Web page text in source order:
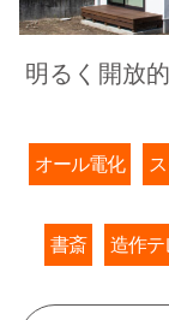
明るく開放
オール電化
書斎 造作テ